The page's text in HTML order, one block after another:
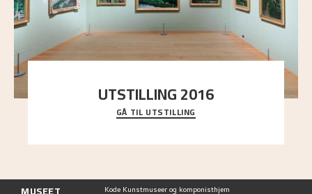
UTSTILLING 2016
En komplett oversikt over Nikolai Astrups
utstillinger, fra debuten i 1900 og frem til i dag.
GÅ TIL UTSTILLING
Kode Kunstmuseer og komponisthjem